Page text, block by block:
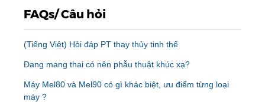
FAQs/ Câu hỏi
(Tiếng Việt) Hỏi đáp PT thay thủy tinh thể
Đang mang thai có nên phẫu thuật khúc xạ?
Máy Mel80 và Mel90 có gì khác biệt, ưu điểm từng loại
máy ?